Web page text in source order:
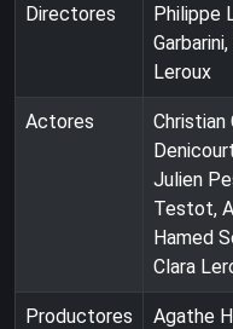
Directores
Philippe
Leroux
Actores
Christian
Julien
Testot,
Hamed
Clara
Productores
Agathe